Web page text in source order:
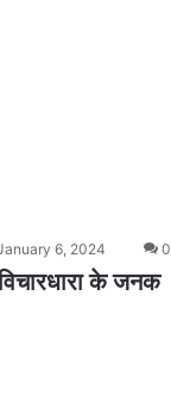
6, 2024 0
विचारधारा के जनक